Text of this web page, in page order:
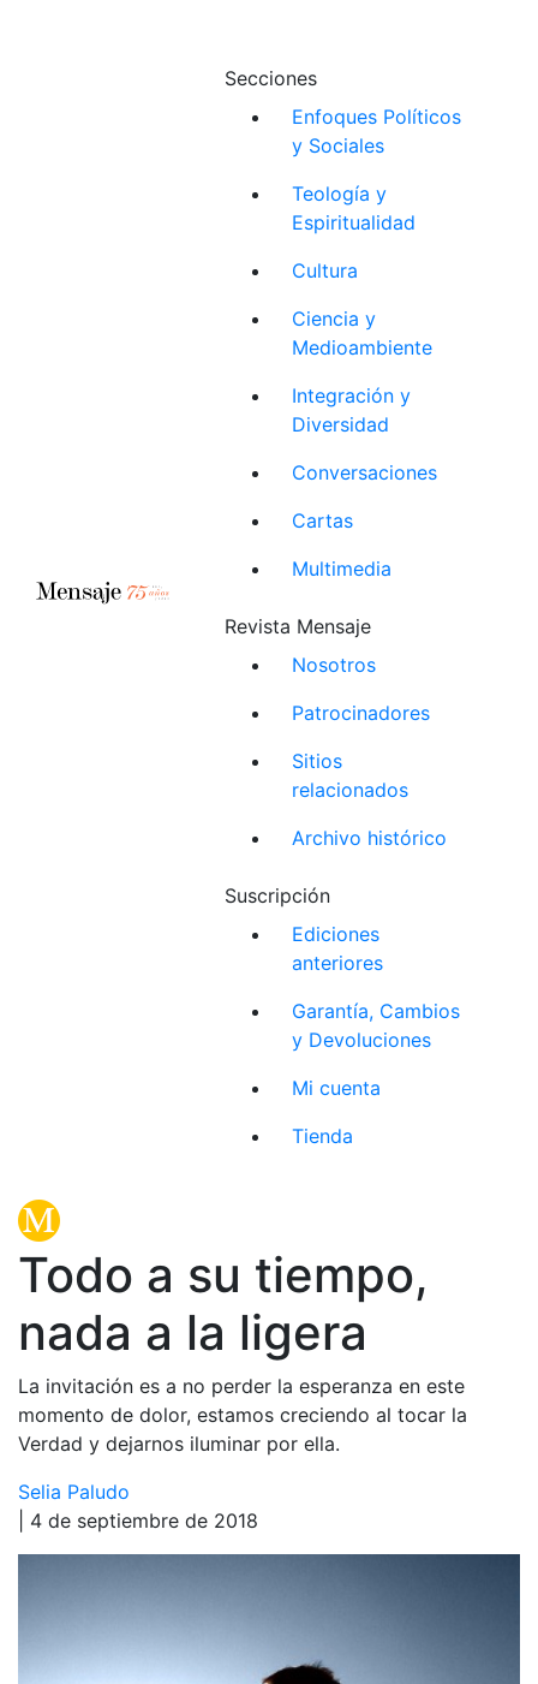
Secciones
Enfoques Políticos
y Sociales
Teología y
Espiritualidad
Cultura
Ciencia y
Medioambiente
Integración y
Diversidad
Conversaciones
Cartas
Multimedia
Revista Mensaje
Nosotros
Patrocinadores
Sitios
relacionados
Archivo histórico
Suscripción
Ediciones
anteriores
Garantía, Cambios
y Devoluciones
Mi cuenta
Tienda
Todo a su tiempo,
nada a la ligera
La invitación es a no perder la esperanza en este
momento de dolor, estamos creciendo al tocar la
Verdad y dejarnos iluminar por ella.
Selia Paludo
| 4 de septiembre de 2018